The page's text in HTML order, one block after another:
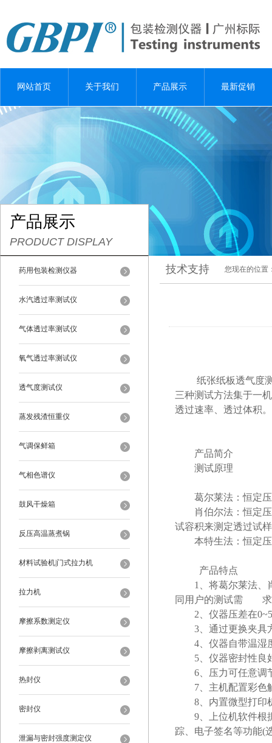
网站首页 关于我们 产品展示 最新促销
产品展示
PRODUCT DISPLAY
药用包装检测仪器
水汽透过率测试仪
气体透过率测试仪
氧气透过率测试仪
透气度测试仪
蒸发残渣恒重仪
气调保鲜箱
气相色谱仪
鼓风干燥箱
反压高温蒸煮锅
材料试验机|门式拉力机
拉力机
摩擦系数测定仪
摩擦剥离测试仪
热封仪
密封仪
泄漏与密封强度测定仪
技术支持 您现在的位置
纸张纸板透气度测
三种测试方法集于一
透过速率、透过体积。
产品简介
测试原理
葛尔莱法：恒定
肖伯尔法：恒定
试容积来测定透过试
本特生法：恒定
产品特点
1、将葛尔莱法、
同用户的测试需
2、仪器压差在
3、通过更换夹具
4、仪器自带温湿
5、仪器密封性良
6、压力可任意调
7、主机配置彩色
8、内置微型打印
9、上位机软件根
踪、电子签名等功能(